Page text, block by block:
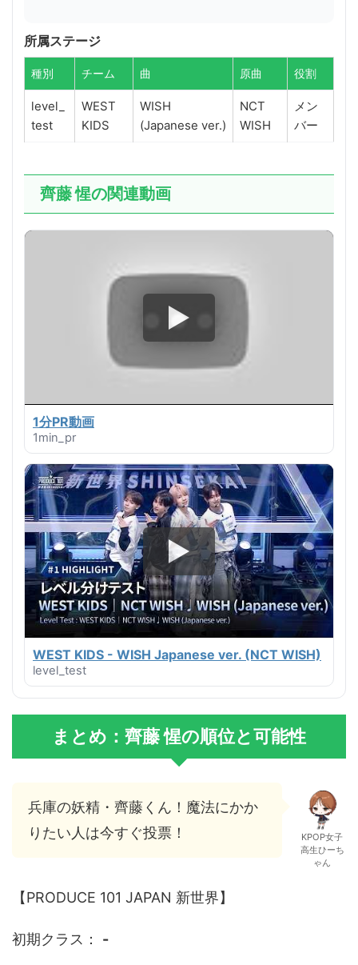
所属ステージ
種別 チーム 曲 原曲 役割
level_
test
WEST
KIDS
WISH
(Japanese ver.)
NCT
WISH
メン
バー
齊藤 惺の関連動画
1分PR動画
1min_pr
WEST KIDS - WISH Japanese ver. (NCT WISH)
level_test
まとめ：齊藤 惺の順位と可能性
兵庫の妖精・齊藤くん！魔法にかか
りたい人は今すぐ投票！
KPOP女子
高生ひーち
ゃん
【PRODUCE 101 JAPAN 新世界】
初期クラス： -